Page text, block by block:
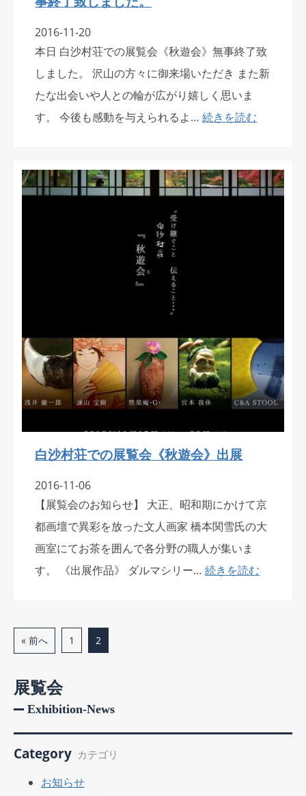
展覧会
Exhibition-News
Category カテゴリ
お知らせ
2016-11-20
本日 白沙村荘での展覧会《秋遊会》無事終了致
しました。 沢山の方々に御来場いただき また新
たな出会いや人との輪が広がり嬉しく思いま
す。 今後も感動を与えられるよ…続きを読む
白沙村荘での展覧会《秋遊会》出展
2016-11-06
【展覧会のお知らせ】 大正、昭和期にかけて京
都画壇で異彩を放った文人画家 橋本関雪氏の大
画室にてお茶を囲んで各分野の職人が集いま
す。 《出展作品》 ダルマシリー…続きを読む
« 前へ 1 2